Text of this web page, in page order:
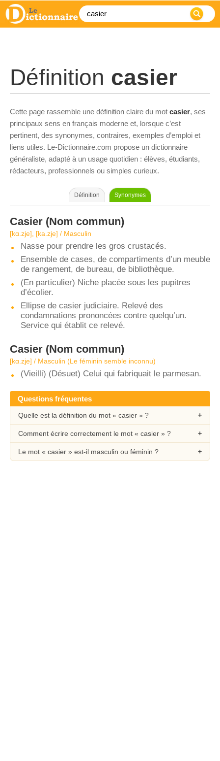
Définition casier
Cette page rassemble une définition claire du mot casier, ses
principaux sens en français moderne et, lorsque c’est
pertinent, des synonymes, contraires, exemples d’emploi et
liens utiles. Le-Dictionnaire.com propose un dictionnaire
généraliste, adapté à un usage quotidien : élèves, étudiants,
rédacteurs, professionnels ou simples curieux.
Définition Synonymes
Casier (Nom commun)
[kɑ.zje], [ka.zje] / Masculin
Nasse pour prendre les gros crustacés.
Ensemble de cases, de compartiments d’un meuble
de rangement, de bureau, de bibliothèque.
(En particulier) Niche placée sous les pupitres
d’écolier.
Ellipse de casier judiciaire. Relevé des
condamnations prononcées contre quelqu’un.
Service qui établit ce relevé.
Casier (Nom commun)
[kɑ.zje] / Masculin (Le féminin semble inconnu)
(Vieilli) (Désuet) Celui qui fabriquait le parmesan.
Questions fréquentes
Quelle est la définition du mot « casier » ?
Comment écrire correctement le mot « casier » ?
Le mot « casier » est-il masculin ou féminin ?